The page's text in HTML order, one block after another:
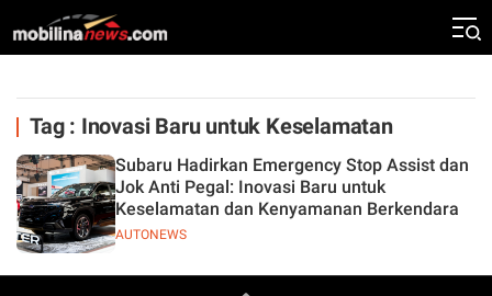
Tag : Inovasi Baru untuk Keselamatan
AUTONEWS
Subaru Hadirkan Emergency Stop Assist dan
Jok Anti Pegal: Inovasi Baru untuk
Keselamatan dan Kenyamanan Berkendara